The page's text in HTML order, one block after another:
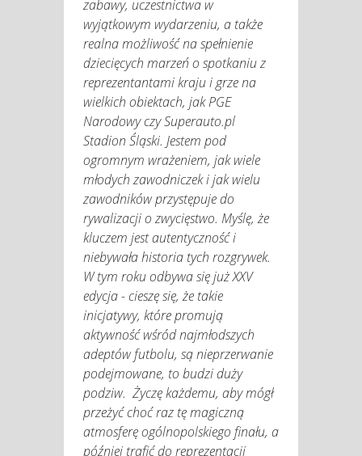
zabawy, uczestnictwa w
wyjątkowym wydarzeniu, a także
realna możliwość na spełnienie
dziecięcych marzeń o spotkaniu z
reprezentantami kraju i grze na
wielkich obiektach, jak PGE
Narodowy czy Superauto.pl
Stadion Śląski. Jestem pod
ogromnym wrażeniem, jak wiele
młodych zawodniczek i jak wielu
zawodników przystępuje do
rywalizacji o zwycięstwo. Myślę, że
kluczem jest autentyczność i
niebywała historia tych rozgrywek.
W tym roku odbywa się już XXV
edycja - cieszę się, że takie
inicjatywy, które promują
aktywność wśród najmłodszych
adeptów futbolu, są nieprzerwanie
podejmowane, to budzi duży
podziw. Życzę każdemu, aby mógł
przeżyć choć raz tę magiczną
atmosferę ogólnopolskiego finału, a
później trafić do reprezentacji